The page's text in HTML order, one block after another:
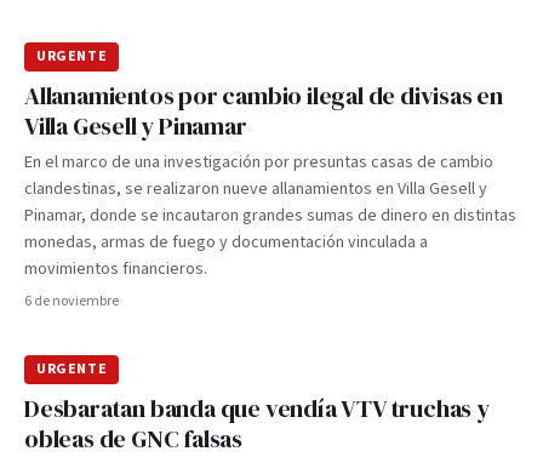
URGENTE
Allanamientos por cambio ilegal de divisas en
Villa Gesell y Pinamar
En el marco de una investigación por presuntas casas de cambio
clandestinas, se realizaron nueve allanamientos en Villa Gesell y
Pinamar, donde se incautaron grandes sumas de dinero en distintas
monedas, armas de fuego y documentación vinculada a
movimientos financieros.
6 de noviembre
URGENTE
Desbaratan banda que vendía VTV truchas y
obleas de GNC falsas